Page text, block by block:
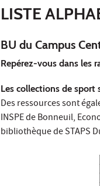
LISTE
BU du Campus
Repérez-vous dans les
Les collections de
Des ressources sont
INSPE de Bonneuil,
bibliothèque de STAPS